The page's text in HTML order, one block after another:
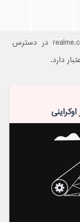
این گوشی در وب‌سایت Flipkart و realme.com در دسترس